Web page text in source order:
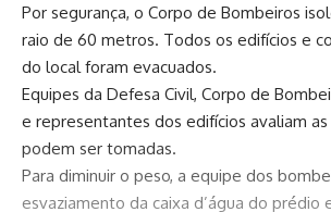
Por segurança, o Corpo de Bombeiros
raio de 60 metros. Todos os edifícios e
do local foram evacuados.
Equipes da Defesa Civil, Corpo de
e representantes dos edifícios avaliam
podem ser tomadas.
Para diminuir o peso, a equipe dos
esvaziamento da caixa d’água do prédio